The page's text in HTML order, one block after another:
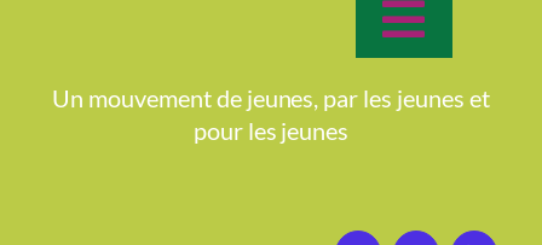
Toggle
Accueil
Un mouvement de jeunes, par les jeunes et
pour les jeunes
Assemblée Générale